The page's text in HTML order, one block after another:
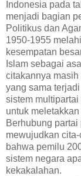
Indonesia pada
menjadi bagian
Politikus dan
1950-1955
kesempatan
Islam sebagai
citakannya masih
yang sama
sistem
untuk
Berhubung
mewujudkan
bahwa pemilu
sistem negara
kekakalahan.